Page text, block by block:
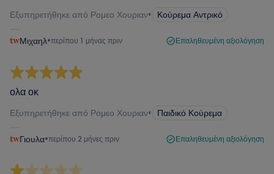
Εξυπηρετήθηκε από Ρομεο Χουριαν• Κούρεμα Αντρικό
Μιχαηλ•περίπου 1 μήνας πριν Επαληθευμένη αξιολόγηση
ολα οκ
Εξυπηρετήθηκε από Ρομεο Χουριαν• Παιδικό Κούρεμα
Γιουλα•περίπου 2 μήνες πριν Επαληθευμένη αξιολόγηση